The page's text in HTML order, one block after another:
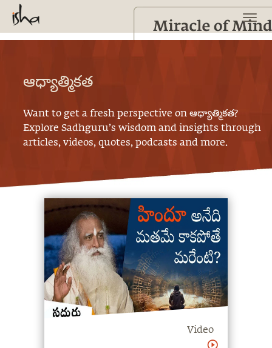
ఆధ్యాత్మికత
Want to get a fresh perspective onఆధ్యాత్మికత?
Explore Sadhguru’s wisdom and insights through
articles, videos, quotes, podcasts and more.
Video